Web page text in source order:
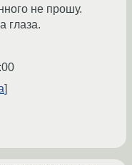
не прошу.
глаза.